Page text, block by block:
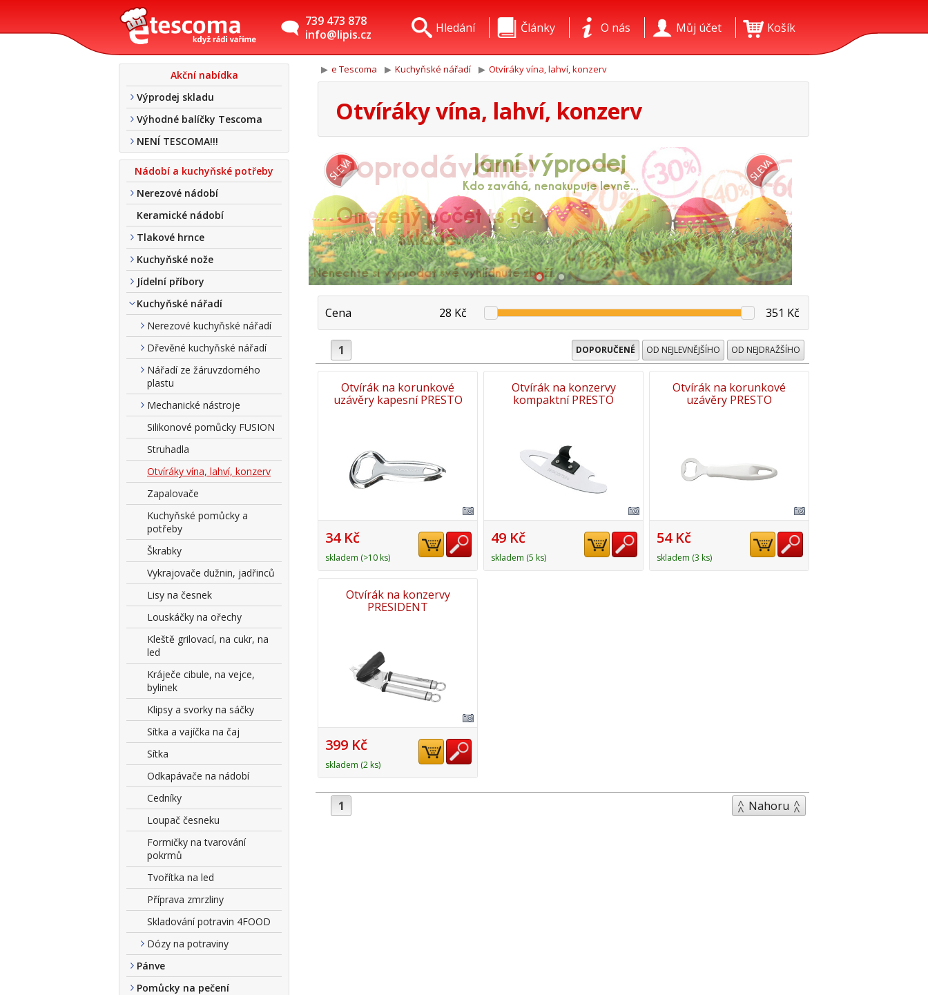
739 473 878
info@lipis.cz
Košík
Můj účet
O nás
Články
Hledání
Akční nabídka
Výprodej skladu
Výhodné balíčky Tescoma
NENÍ TESCOMA!!!
Nádobí a kuchyňské potřeby
Nerezové nádobí
Keramické nádobí
Tlakové hrnce
Kuchyňské nože
Jídelní příbory
Kuchyňské nářadí
Nerezové kuchyňské nářadí
Dřevěné kuchyňské nářadí
Nářadí ze žáruvzdorného
plastu
Mechanické nástroje
Silikonové pomůcky FUSION
Struhadla
Otvíráky vína, lahví, konzerv
Zapalovače
Kuchyňské pomůcky a
potřeby
Škrabky
Vykrajovače dužnin, jadřinců
Lisy na česnek
Louskáčky na ořechy
Kleště grilovací, na cukr, na
led
Kráječe cibule, na vejce,
bylinek
Klipsy a svorky na sáčky
Sítka a vajíčka na čaj
Sítka
Odkapávače na nádobí
Cedníky
Loupač česneku
Formičky na tvarování
pokrmů
Tvořítka na led
Příprava zmrzliny
Skladování potravin 4FOOD
Dózy na potraviny
Pánve
Pomůcky na pečení
e Tescoma Kuchyňské nářadí Otvíráky vína, lahví, konzerv
Otvíráky vína, lahví, konzerv
Cena 28 Kč 351 Kč
1 DOPORUČENÉ OD NEJLEVNĚJŠÍHO OD NEJDRAŽŠÍHO
Otvírák na korunkové
uzávěry kapesní PRESTO
34 Kč
skladem (>10 ks)
Otvírák na konzervy
kompaktní PRESTO
49 Kč
skladem (5 ks)
Otvírák na korunkové
uzávěry PRESTO
54 Kč
skladem (3 ks)
Otvírák na konzervy
PRESIDENT
399 Kč
skladem (2 ks)
1 Nahoru